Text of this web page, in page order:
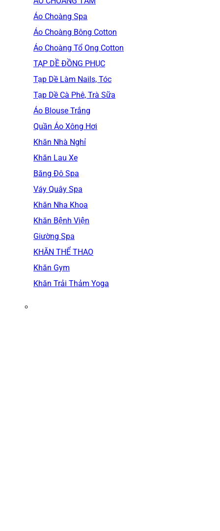
Áo Choàng Spa
Áo Choàng Bông Cotton
Áo Choàng Tổ Ong Cotton
TẠP DỀ ĐỒNG PHỤC
Tạp Dề Làm Nails, Tóc
Tạp Dề Cà Phê, Trà Sữa
Áo Blouse Trắng
Quần Áo Xông Hơi
Khăn Nhà Nghỉ
Khăn Lau Xe
Băng Đô Spa
Váy Quây Spa
Khăn Nha Khoa
Khăn Bệnh Viện
Giường Spa
KHĂN THỂ THAO
Khăn Gym
Khăn Trải Thảm Yoga